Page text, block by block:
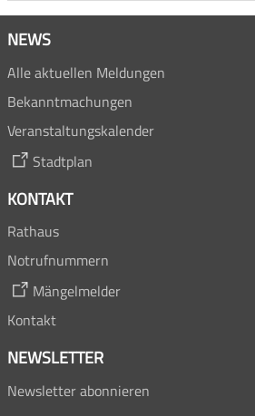
NEWS
Alle aktuellen Meldungen
Bekanntmachungen
Veranstaltungskalender
Stadtplan
KONTAKT
Rathaus
Notrufnummern
Mängelmelder
Kontakt
NEWSLETTER
Newsletter abonnieren